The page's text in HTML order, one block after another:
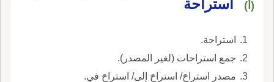
(أ) استراحة
استراحة.
جمع استراحات (لغير المصدر).
مصدر استراحَ/ استراحَ إلى/ استراحَ في.